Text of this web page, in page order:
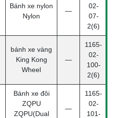
Bánh xe nylon
Nylon
—
02-
07-
2(6)
bánh xe vàng
King Kong
Wheel
—
1165-
02-
100-
2(6)
Bánh xe đôi
ZQPU
ZQPU(Dual
—
1165-
02-
101-